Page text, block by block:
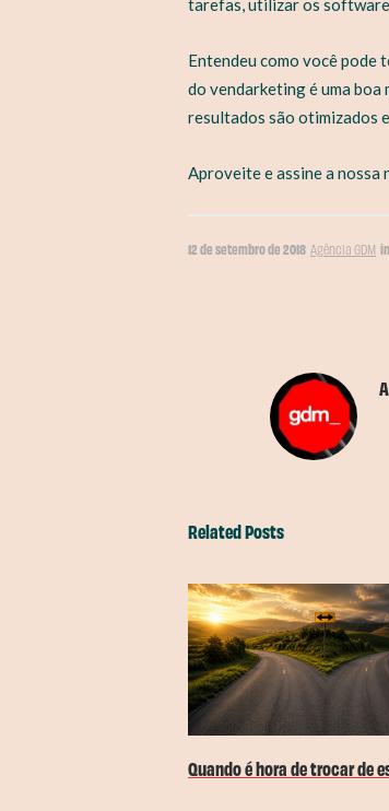
tarefas, utilizar os
Entendeu como você pode
do vendarketing é uma boa
resultados são otimizados
Aproveite e assine a nossa
12 de setembro de 2018 Agência GDM in
Related Posts
Quando é hora de trocar de